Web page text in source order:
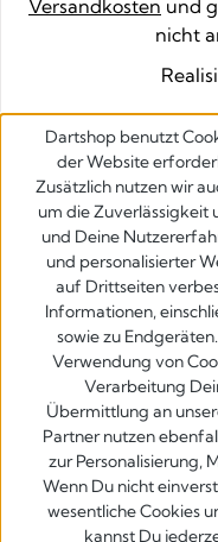
Versandkosten und
nicht
Dartshop benutzt
der Website
Zusätzlich nutzen wir
um die Zuverlässigkeit
und Deine
und personalisierter
auf Drittseiten
Informationen,
sowie zu
Verwendung von
Verarbeitung
Übermittlung an
Partner nutzen
zur Personalisierung,
Wenn Du nicht
wesentliche Cookies
kannst Du